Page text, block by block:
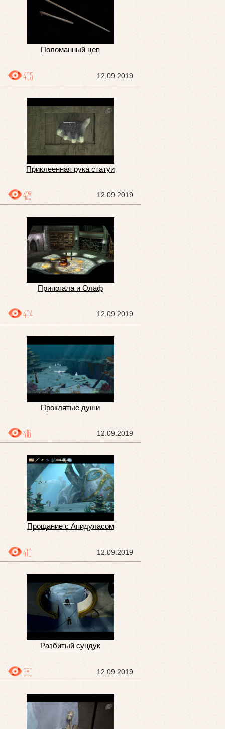
Поломанный цеп
12.09.2019
405
Приклеенная рука статуи
12.09.2019
428
Припогала и Олаф
12.09.2019
404
Проклятые души
12.09.2019
416
Прощание с Апидуласом
12.09.2019
410
Разбитый сундук
12.09.2019
380